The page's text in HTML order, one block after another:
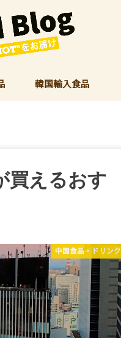
韓国輸入食品
買えるおす
中国食品・ドリンク